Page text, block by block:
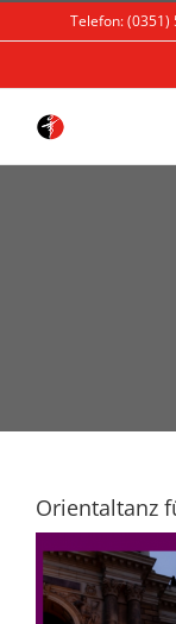
to
Telefon: (0351)
Orientaltanz
grösseres
Bild